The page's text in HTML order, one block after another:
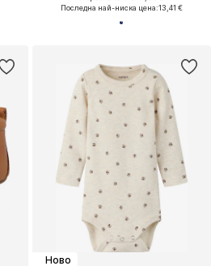
Последна най-ниска цена:13,41 €
Ново